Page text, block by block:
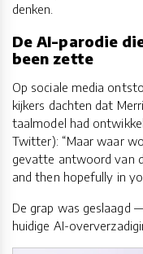
denken.
De AI-parodie
been zette
Op sociale media
kijkers dachten dat
taalmodel had
Twitter): “Maar waar
gevatte antwoord van
and then hopefully in
De grap was geslaagd
huidige AI-